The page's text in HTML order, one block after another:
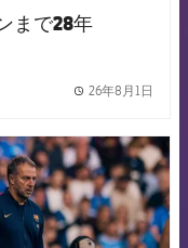
まで28年
26年8月1日
badge